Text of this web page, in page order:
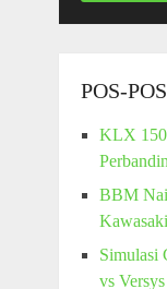
POS-
KLX
BBM
Kawasaki
Simulasi
vs